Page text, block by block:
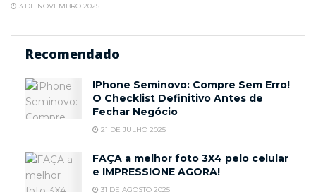
3 DE NOVEMBRO 2025
Recomendado
IPhone Seminovo: Compre Sem Erro!
O Checklist Definitivo Antes de
Fechar Negócio
21 DE JULHO 2025
FAÇA a melhor foto 3X4 pelo celular
e IMPRESSIONE AGORA!
31 DE AGOSTO 2025